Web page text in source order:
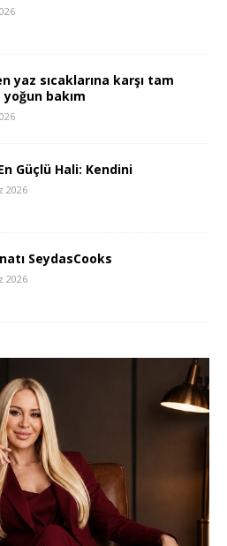
yaz sıcaklarına karşı tam
bakım
Güçlü Hali: Kendini
2026
SeydasCooks
2026